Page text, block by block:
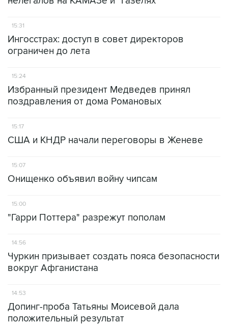
15:31
Ингосстрах: доступ в совет директоров
ограничен до лета
15:24
Избранный президент Медведев принял
поздравления от дома Романовых
15:17
США и КНДР начали переговоры в Женеве
15:07
Онищенко объявил войну чипсам
15:00
"Гарри Поттера" разрежут пополам
14:56
Чуркин призывает создать пояса безопасности
вокруг Афганистана
14:53
Допинг-проба Татьяны Моисевой дала
положительный результат